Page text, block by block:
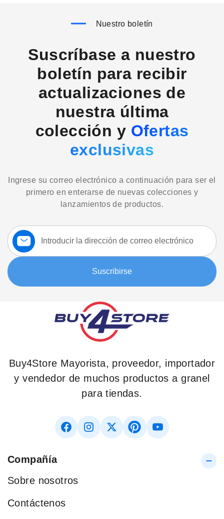
Nuestro boletín
Suscríbase a nuestro
boletín para recibir
actualizaciones de
nuestra última
colección y Ofertas
exclusivas
Ingrese su correo electrónico a continuación para ser el
primero en enterarse de nuevas colecciones y
lanzamientos de productos.
Suscríbase
a
nuestro
boletín:
Suscribirse
Buy4Store Mayorista, proveedor, importador
y vendedor de muchos productos a granel
para tiendas.
Compañía
Sobre nosotros
Contáctenos